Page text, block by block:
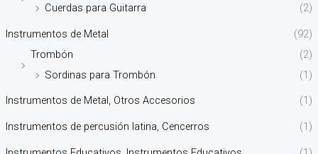
Cuerdas para Guitarra
(2)
Instrumentos de Metal
(92)
Trombón
(2)
Sordinas para Trombón
(1)
Instrumentos de Metal, Otros Accesorios (1)
Instrumentos de percusión latina, Cencerros (1)